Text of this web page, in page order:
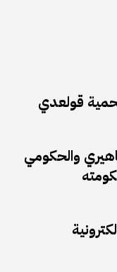
قولعدي
والحكومي